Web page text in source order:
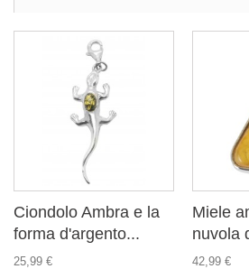
Ciondolo Ambra e la
forma d'argento...
25,99 €
Miele
nuvola
42,99 €